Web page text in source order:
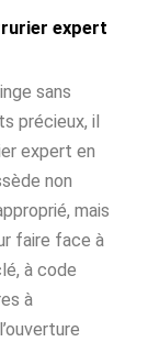
expert
sans
précieux, il
expert en
non
mais
faire face à
à code
à